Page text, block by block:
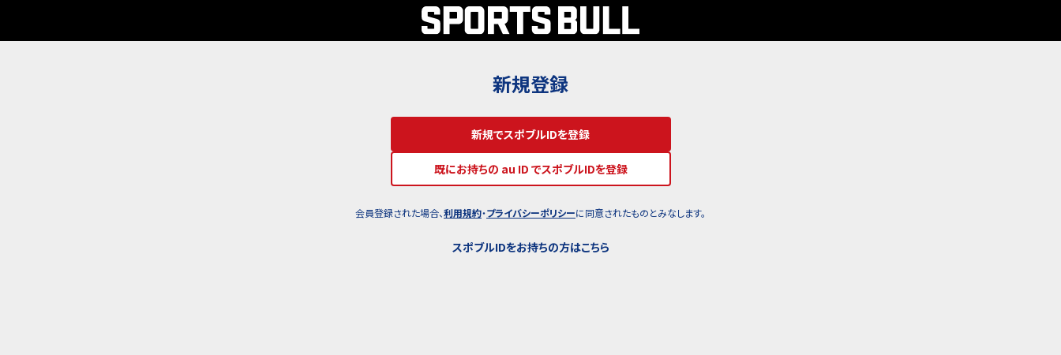
新規登録
新規でスポブルIDを登録
既にお持ちの au ID でスポブルIDを登録
会員登録された場合、利用規約・プライバシーポリシーに同意されたものとみなします。
スポブルIDをお持ちの方はこちら